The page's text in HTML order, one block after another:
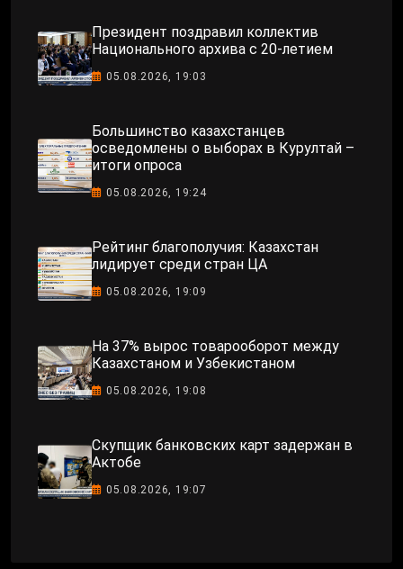
Президент поздравил коллектив
Национального архива с 20-летием
05.08.2026, 19:03
Большинство казахстанцев
осведомлены о выборах в Курултай –
итоги опроса
05.08.2026, 19:24
Рейтинг благополучия: Казахстан
лидирует среди стран ЦА
05.08.2026, 19:09
На 37% вырос товарооборот между
Казахстаном и Узбекистаном
05.08.2026, 19:08
Скупщик банковских карт задержан в
Актобе
05.08.2026, 19:07